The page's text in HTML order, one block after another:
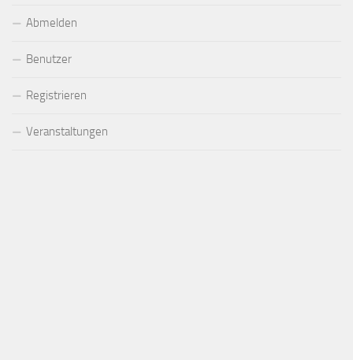
Abmelden
Benutzer
Registrieren
Veranstaltungen